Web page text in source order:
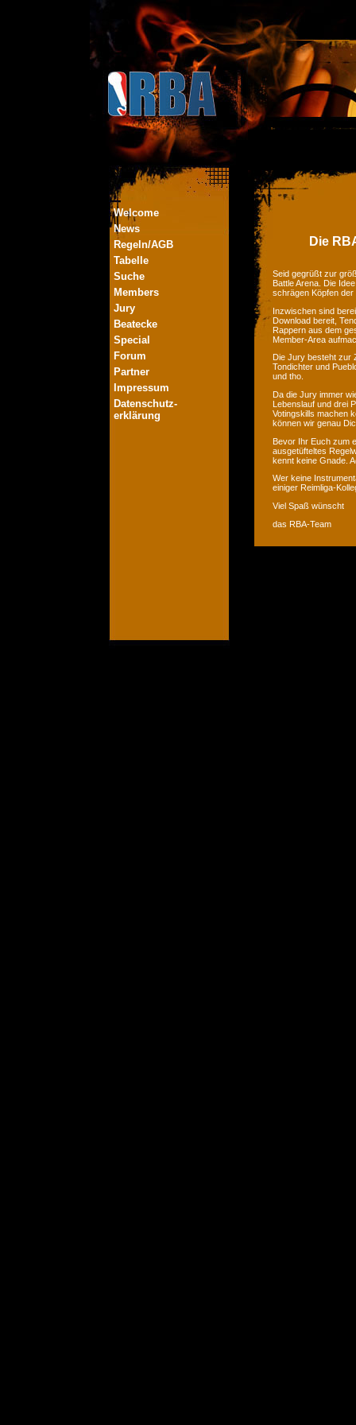
Welcome
News
Regeln/AGB
Tabelle
Suche
Members
Jury
Beatecke
Special
Forum
Partner
Impressum
Datenschutz-
erklärung
Die
Seid gegrüßt zur
Battle Arena. Die
schrägen Köpfen
Inzwischen sind
Download bereit,
Rappern aus dem
Member-Area
Die Jury besteht zur
Tondichter und
und tho.
Da die Jury immer
Lebenslauf und drei
Votingskills machen
können wir genau
Bevor Ihr Euch zum
ausgetüfteltes
kennt keine Gnade.
Wer keine
einiger Reimliga-
Viel Spaß wünscht
das RBA-Team